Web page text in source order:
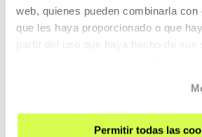
web, quienes pueden combinarla con
que les haya proporcionado o que
partir del uso que haya hecho de sus
Permitir todas las